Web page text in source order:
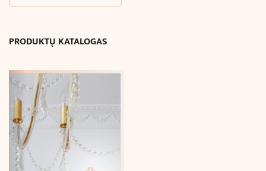
PRODUKTŲ KATALOGAS